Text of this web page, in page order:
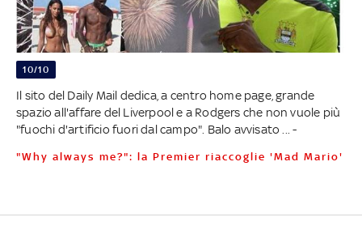
10/10
Il sito del Daily Mail dedica, a centro home page, grande
spazio all'affare del Liverpool e a Rodgers che non vuole più
"fuochi d'artificio fuori dal campo". Balo avvisato ... -
"Why always me?": la Premier riaccoglie 'Mad Mario'